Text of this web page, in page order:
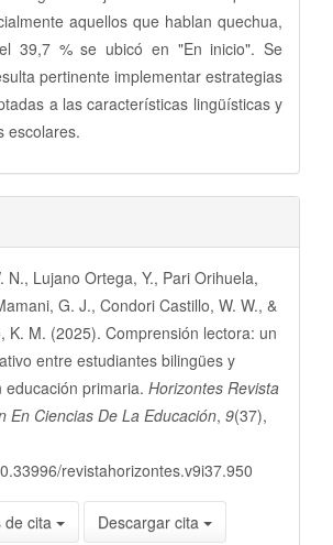
aquellos que hablan quechua,
39,7 % se ubicó en "En inicio". Se
pertinente implementar estrategias
a las características lingüísticas y
escolares.
N., Lujano Ortega, Y., Pari Orihuela,
G. J., Condori Castillo, W. W., &
K. M. (2025). Comprensión lectora: un
entre estudiantes bilingües y
educación primaria. Horizontes Revista
En Ciencias De La Educación, 9(37),
revistahorizontes.v9i37.950
de cita Descargar cita